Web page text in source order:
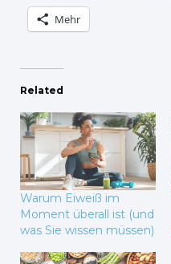
Mehr
Related
Warum Eiweiß im
Moment überall ist (und
was Sie wissen müssen)